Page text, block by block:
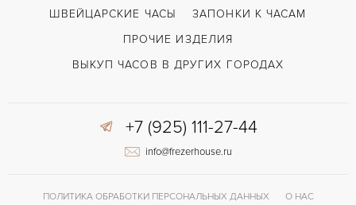
ВОЗМОЖНОСТИ ДОСТАВКИ С документами, С футляром
ЦВЕТ БРАСЛЕТА
ШВЕЙЦАРСКИЕ ЧАСЫ
ЗАПОНКИ К ЧАСАМ
ПРОЧИЕ ИЗДЕЛИЯ
ВЫКУП ЧАСОВ В ДРУГИХ ГОРОДАХ
+7 (925) 111-27-44
info@frezerhouse.ru
ПОЛИТИКА ОБРАБОТКИ ПЕРСОНАЛЬНЫХ ДАННЫХ
О НАС